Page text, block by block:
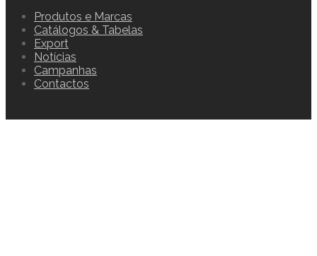
Produtos e Marcas
Catálogos & Tabelas
Export
Notícias
Campanhas
Contactos